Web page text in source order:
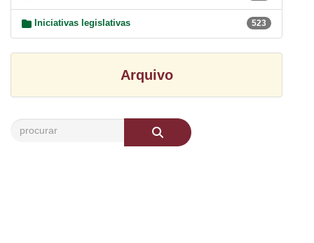
Iniciativas legislativas 523
Arquivo